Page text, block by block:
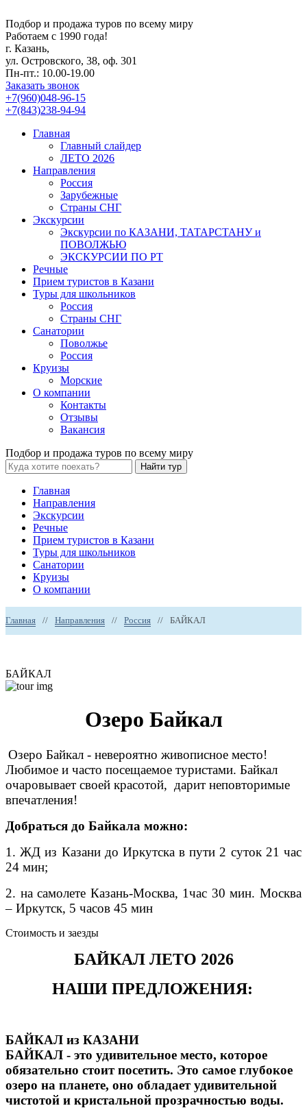
Подбор и продажа туров по всему миру
Работаем с 1990 года!
г. Казань,
ул. Островского, 38, оф. 301
Пн-пт.: 10.00-19.00
Заказать звонок
+7(960)048-96-15
+7(843)238-94-94
Главная
Главный слайдер
ЛЕТО 2026
Направления
Россия
Зарубежные
Страны СНГ
Экскурсии
Экскурсии по КАЗАНИ, ТАТАРСТАНУ и
ПОВОЛЖЬЮ
ЭКСКУРСИИ ПО РТ
Речные
Прием туристов в Казани
Туры для школьников
Россия
Страны СНГ
Санатории
Поволжье
Россия
Круизы
Морские
О компании
Контакты
Отзывы
Вакансия
Подбор и продажа туров по всему миру
Найти тур
Главная
Направления
Экскурсии
Речные
Прием туристов в Казани
Туры для школьников
Санатории
Круизы
О компании
Главная // Направления // Россия // БАЙКАЛ
БАЙКАЛ
Озеро Байкал
Озеро Байкал - невероятно живописное место!
Любимое и часто посещаемое туристами. Байкал
очаровывает своей красотой, дарит неповторимые
впечатления!
Добраться до Байкала можно:
1. ЖД из Казани до Иркутска в пути 2 суток 21 час
24 мин;
2. на самолете Казань-Москва, 1час 30 мин. Москва
– Иркутск, 5 часов 45 мин
Стоимость и заезды
БАЙКАЛ ЛЕТО 2026
НАШИ ПРЕДЛОЖЕНИЯ:
БАЙКАЛ из КАЗАНИ
БАЙКАЛ - это удивительное место, которое
обязательно стоит посетить. Это самое глубокое
озеро на планете, оно обладает удивительной
чистотой и кристальной прозрачностью воды.